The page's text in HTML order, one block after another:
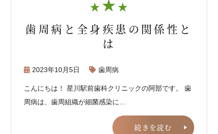
歯周病と全身疾患の関係性と
は
2023年10月5日 歯周病
こんにちは！ 星川駅前歯科クリニックの阿部です。 歯
周病は、歯周組織が細菌感染に…
続きを読む